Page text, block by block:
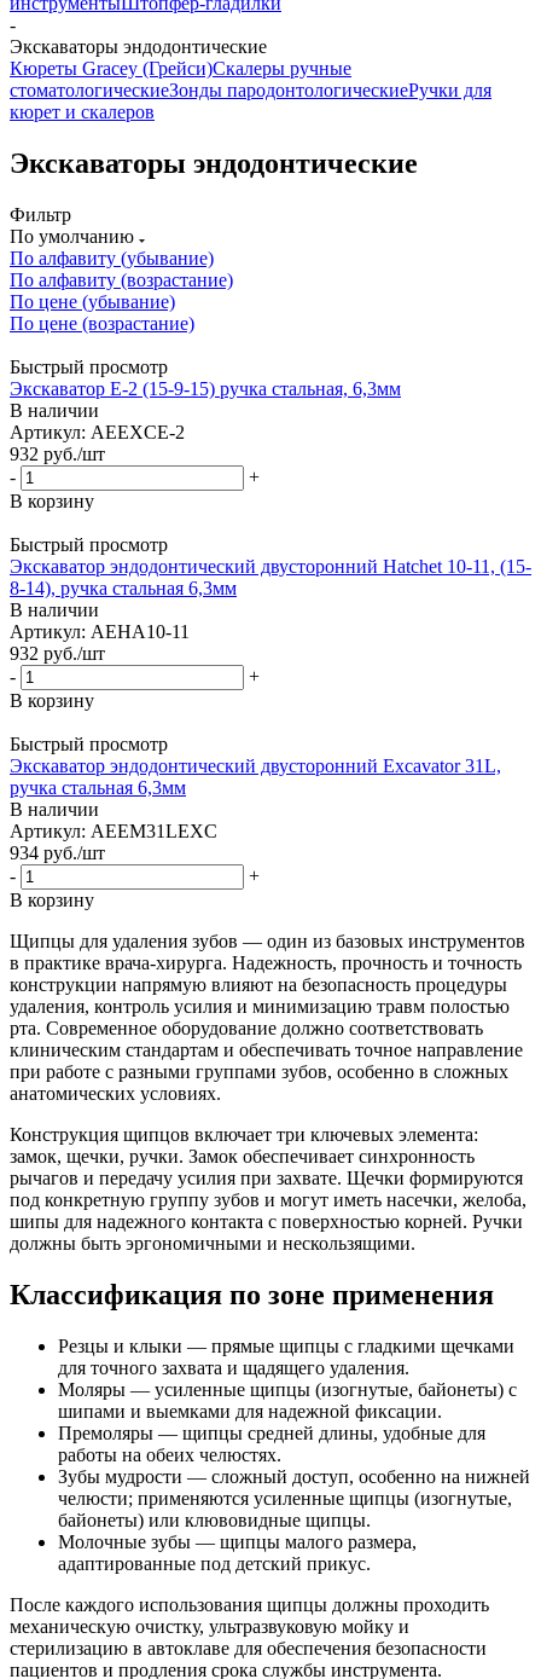
-
Экскаваторы эндодонтические
Кюреты Gracey (Грейси)Скалеры ручные
стоматологическиеЗонды пародонтологическиеРучки для
кюрет и скалеров
Экскаваторы эндодонтические
Фильтр
По умолчанию
По алфавиту (убывание)
По алфавиту (возрастание)
По цене (убывание)
По цене (возрастание)
Быстрый просмотр
Экскаватор Е-2 (15-9-15) ручка стальная, 6,3мм
В наличии
Артикул: AEEXCE-2
932 руб./шт
-
+
В корзину
Быстрый просмотр
Экскаватор эндодонтический двусторонний Hatchet 10-11, (15-
8-14), ручка стальная 6,3мм
В наличии
Артикул: AEHA10-11
932 руб./шт
-
+
В корзину
Быстрый просмотр
Экскаватор эндодонтический двусторонний Excavator 31L,
ручка стальная 6,3мм
В наличии
Артикул: AEEM31LEXC
934 руб./шт
-
+
В корзину
Щипцы для удаления зубов — один из базовых инструментов
в практике врача-хирурга. Надежность, прочность и точность
конструкции напрямую влияют на безопасность процедуры
удаления, контроль усилия и минимизацию травм полостью
рта. Современное оборудование должно соответствовать
клиническим стандартам и обеспечивать точное направление
при работе с разными группами зубов, особенно в сложных
анатомических условиях.
Конструкция щипцов включает три ключевых элемента:
замок, щечки, ручки. Замок обеспечивает синхронность
рычагов и передачу усилия при захвате. Щечки формируются
под конкретную группу зубов и могут иметь насечки, желоба,
шипы для надежного контакта с поверхностью корней. Ручки
должны быть эргономичными и нескользящими.
Классификация по зоне применения
Резцы и клыки — прямые щипцы с гладкими щечками
для точного захвата и щадящего удаления.
Моляры — усиленные щипцы (изогнутые, байонеты) с
шипами и выемками для надежной фиксации.
Премоляры — щипцы средней длины, удобные для
работы на обеих челюстях.
Зубы мудрости — сложный доступ, особенно на нижней
челюсти; применяются усиленные щипцы (изогнутые,
байонеты) или клювовидные щипцы.
Молочные зубы — щипцы малого размера,
адаптированные под детский прикус.
После каждого использования щипцы должны проходить
механическую очистку, ультразвуковую мойку и
стерилизацию в автоклаве для обеспечения безопасности
пациентов и продления срока службы инструмента.